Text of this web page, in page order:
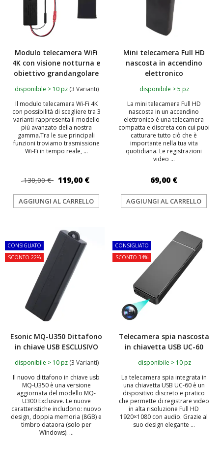
Modulo telecamera WiFi
4K con visione notturna e
obiettivo grandangolare
disponibile > 10 pz (3 Varianti)
Il modulo telecamera Wi-Fi 4K
con possibilità di scegliere tra 3
varianti rappresenta il modello
più avanzato della nostra
gamma.Tra le sue principali
funzioni troviamo trasmissione
Wi-Fi in tempo reale, ...
130,00 € 119,00 €
AGGIUNGI AL CARRELLO
Mini telecamera Full HD
nascosta in accendino
elettronico
disponibile > 5 pz
La mini telecamera Full HD
nascosta in un accendino
elettronico è una telecamera
compatta e discreta con cui puoi
catturare tutto ciò che è
importante nella tua vita
quotidiana. Le registrazioni
video ...
69,00 €
AGGIUNGI AL CARRELLO
CONSIGLIATO
SCONTO 22%
Esonic MQ-U350 Dittafono
in chiave USB ESCLUSIVO
disponibile > 10 pz (3 Varianti)
Il nuovo dittafono in chiave usb
MQ-U350 è una versione
aggiornata del modello MQ-
U300 Exclusive. Le nuove
caratteristiche includono: nuovo
design, doppia memoria (8GB) e
timbro dataora (solo per
Windows). ...
CONSIGLIATO
SCONTO 34%
Telecamera spia nascosta
in chiavetta USB UC-60
disponibile > 10 pz
La telecamera spia integrata in
una chiavetta USB UC-60 è un
dispositivo discreto e pratico
che permette di registrare video
in alta risoluzione Full HD
1920×1080 con audio. Grazie al
suo design elegante ...